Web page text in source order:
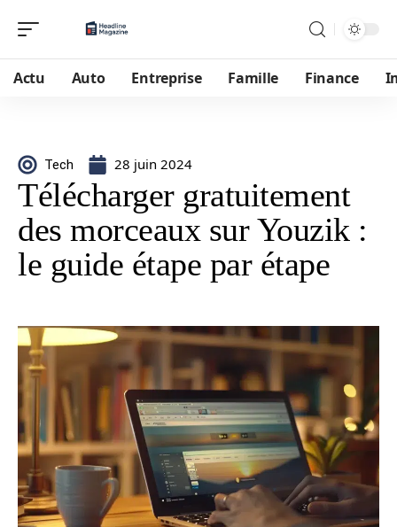
Actu Auto Entreprise Famille Finance
Tech 28 juin 2024
Télécharger gratuitement
des morceaux sur Youzik :
le guide étape par étape